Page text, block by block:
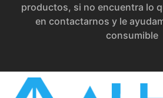
productos, si no encuentra lo
en contactarnos y le
consumible